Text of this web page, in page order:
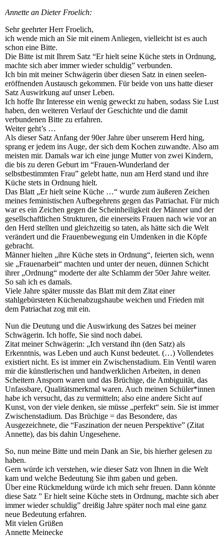
Annette an Dieter Froelich:
Sehr geehrter Herr Froelich,
ich wende mich an Sie mit einem Anliegen, vielleicht ist es auch
schon eine Bitte.
Die Bitte ist mit Ihrem Satz “Er hielt seine Küche stets in Ordnung,
machte sich aber immer wieder schuldig” verbunden.
Ich bin mit meiner Schwägerin über diesen Satz in einen seelen-
eröffnenden Austausch gekommen. Für beide von uns hatte dieser
Satz Auswirkung auf unser Leben.
Ich hoffe Ihr Interesse ein wenig geweckt zu haben, sodass Sie Lust
haben, den weiteren Verlauf der Geschichte und die damit
verbundenen Bitte zu erfahren.
Weiter geht’s …
Als dieser Satz Anfang der 90er Jahre über unserem Herd hing,
sprang er jedem ins Auge, der sich dem Kochen zuwandte. Also am
meisten mir. Damals war ich eine junge Mutter von zwei Kindern,
die bis zu deren Geburt im “Frauen-Wunderland der
selbstbestimmten Frau” gelebt hatte, nun am Herd stand und ihre
Küche stets in Ordnung hielt.
Das Blatt „Er hielt seine Küche …“ wurde zum äußeren Zeichen
meines feministischen Aufbegehrens gegen das Patriachat. Für mich
war es ein Zeichen gegen die Scheinheiligkeit der Männer und der
gesellschaftlichen Strukturen, die einerseits Frauen nach wie vor an
den Herd stellten und gleichzeitig so taten, als hätte sich die Welt
verändert und die Frauenbewegung ein Umdenken in die Köpfe
gebracht.
Männer hielten „ihre Küche stets in Ordnung“, feierten sich, wenn
sie „Frauenarbeit“ machten und unter der neuen, dünnen Schicht
ihrer „Ordnung“ moderte der alte Schlamm der 50er Jahre weiter.
So sah ich es damals.
Viele Jahre später musste das Blatt mit dem Zitat einer
stahlgebürsteten Küchenabzugshaube weichen und Frieden mit
dem Patriachat zog mit ein.
Nun die Deutung und die Auswirkung des Satzes bei meiner
Schwägerin. Ich hoffe, Sie sind noch dabei.
Zitat meiner Schwägerin: „Ich verstand ihn (den Satz) als
Erkenntnis, was Leben und auch Kunst bedeutet. (…) Vollendetes
existiert nicht. Es ist immer ein Zwischenstadium. Ein Ventil waren
mir die künstlerischen und handwerklichen Arbeiten, in denen
Scheitern Ansporn waren und das Brüchige, die Ambiguität, das
Unfassbare, Qualitätsmerkmal waren. Auch meinen Schüler*innen
habe ich versucht, das zu vermitteln; also eine andere Sicht auf
Kunst, von der viele denken, sie müsse „perfekt“ sein. Sie ist immer
Zwischenstadium. Das Brüchige = das Besondere, das
Ausgezeichnete, die “Faszination der neuen Perspektive” (Zitat
Annette), das bis dahin Ungesehene.
So, nun meine Bitte und mein Dank an Sie, bis hierher gelesen zu
haben.
Gern würde ich verstehen, wie dieser Satz von Ihnen in die Welt
kam und welche Bedeutung Sie ihm gaben und geben.
Über eine Rückmeldung würde ich mich sehr freuen. Dann könnte
diese Satz ” Er hielt seine Küche stets in Ordnung, machte sich aber
immer wieder schuldig” dreißig Jahre später noch mal eine ganz
neue Bedeutung erfahren.
Mit vielen Grüßen
Annette Meinecke